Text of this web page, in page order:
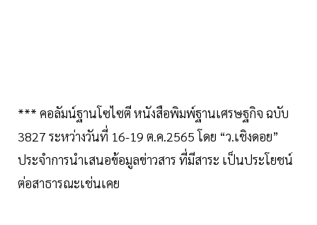
*** คอลัมน์ฐานโซไซตี หนังสือพิมพ์ฐานเศรษฐกิจ ฉบับ
3827 ระหว่างวันที่ 16-19 ต.ค.2565 โดย “ว.เชิงดอย”
ประจำการนำเสนอข้อมูลข่าวสาร ที่มีสาระ เป็นประโยชน์
ต่อสาธารณะเช่นเคย